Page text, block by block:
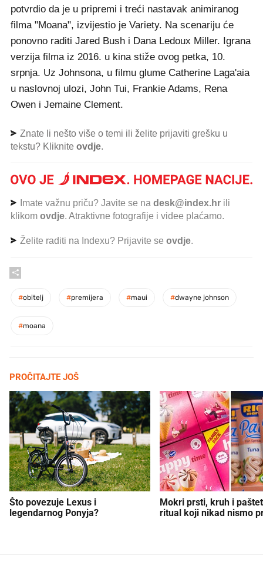
potvrdio da je u pripremi i treći nastavak animiranog
filma "Moana", izvijestio je Variety. Na scenariju će
ponovno raditi Jared Bush i Dana Ledoux Miller. Igrana
verzija filma iz 2016. u kina stiže ovog petka, 10.
srpnja. Uz Johnsona, u filmu glume Catherine Laga'aia
u naslovnoj ulozi, John Tui, Frankie Adams, Rena
Owen i Jemaine Clement.
Znate li nešto više o temi ili želite prijaviti grešku u
tekstu? Kliknite ovdje.
Imate važnu priču? Javite se na desk@index.hr ili
klikom ovdje. Atraktivne fotografije i videe plaćamo.
Želite raditi na Indexu? Prijavite se ovdje.
#obitelj #premijera #maui #dwayne johnson
#moana
PROČITAJTE JOŠ
Što povezuje Lexus i
legendarnog Ponyja?
Mokri prsti, kruh i
ritual koji nikad nismo